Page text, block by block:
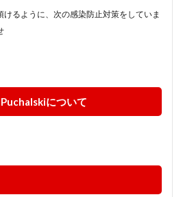
るように、次の感染防止対策をしていま
Puchalskiについて